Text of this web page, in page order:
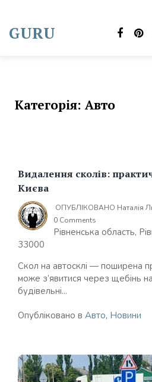
content
GURU
Категорія:Авто
Видалення сколів:
Києва
ОПУБЛІКОВАНО Наталія
0 Comments
Рівненська область,
33000
Скол на автосклі — поширена
може з’явитися через щебінь
будівельні...
Опубліковано в Авто, Новини